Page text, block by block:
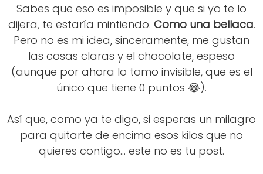
Sabes que eso es imposible y que si yo te lo
dijera, te estaría mintiendo. Como una bellaca.
Pero no es mi idea, sinceramente, me gustan
las cosas claras y el chocolate, espeso
(aunque por ahora lo tomo invisible, que es el
único que tiene 0 puntos 😂).
Así que, como ya te digo, si esperas un milagro
para quitarte de encima esos kilos que no
quieres contigo... este no es tu post.